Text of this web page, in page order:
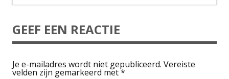
GEEF EEN REACTIE
Je e-mailadres wordt niet gepubliceerd. Vereiste
velden zijn gemarkeerd met*